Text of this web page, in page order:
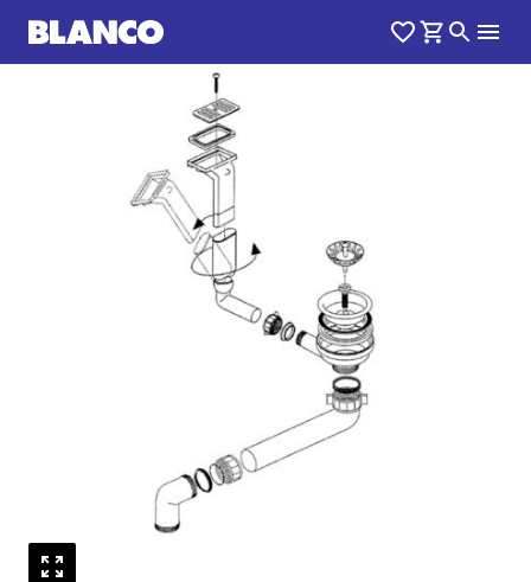
/ 0